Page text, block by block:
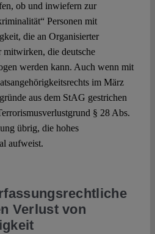
ob und inwiefern zur
Personen mit
die an Organisierter
die deutsche
werden kann. Auch wenn mit
im März
aus dem StAG gestrichen
§ 28 Abs.
übrig, die hohes
aufweist.
Verlust von